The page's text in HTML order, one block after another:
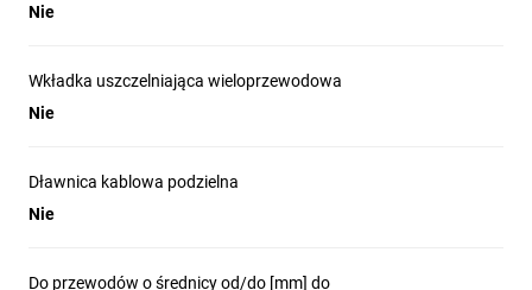
Nie
Wkładka uszczelniająca wieloprzewodowa
Nie
Dławnica kablowa podzielna
Nie
Do przewodów o średnicy od/do [mm] do